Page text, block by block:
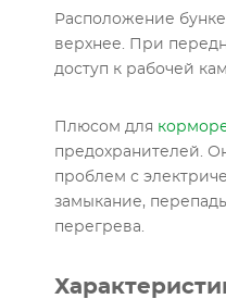
Расположение
верхнее. При
доступ к рабочей
Плюсом для
предохранителей.
проблем с
замыкание,
перегрева.